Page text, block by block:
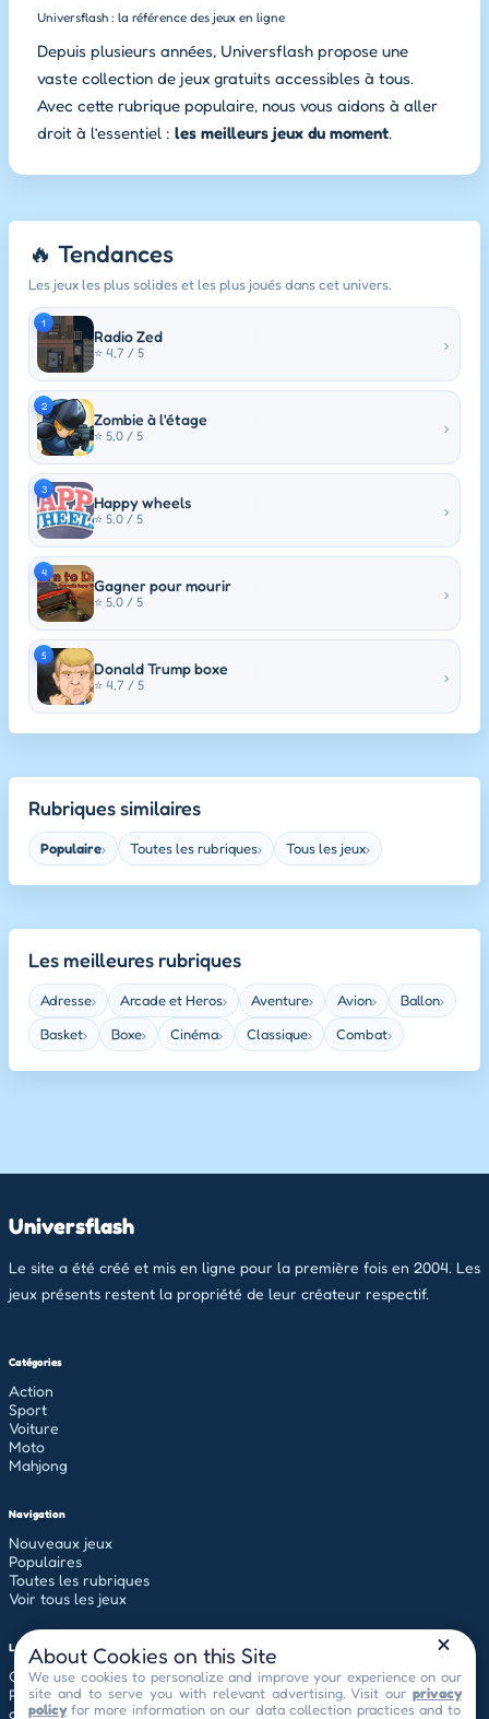
Universflash : la référence des jeux en ligne
Depuis plusieurs années, Universflash propose une
vaste collection de jeux gratuits accessibles à tous.
Avec cette rubrique populaire, nous vous aidons à aller
droit à l’essentiel : les meilleurs jeux du moment.
🔥 Tendances
Les jeux les plus solides et les plus joués dans cet univers.
1
Radio Zed
⭐ 4,7 / 5 ›
2
Zombie à l'étage
⭐ 5,0 / 5 ›
3
Happy wheels
⭐ 5,0 / 5 ›
4
Gagner pour mourir
⭐ 5,0 / 5 ›
5
Donald Trump boxe
⭐ 4,7 / 5 ›
Rubriques similaires
Populaire› Toutes les rubriques› Tous les jeux›
Les meilleures rubriques
Adresse› Arcade et Heros› Aventure› Avion› Ballon›
Basket› Boxe› Cinéma› Classique› Combat›
Universflash
Le site a été créé et mis en ligne pour la première fois en 2004. Les
jeux présents restent la propriété de leur créateur respectif.
Catégories
Action
Sport
Voiture
Moto
Mahjong
Navigation
Nouveaux jeux
Populaires
Toutes les rubriques
Voir tous les jeux
Légal
Conditions générales d'utilisation
Politique de confidentialité
contact[at]universflash.com
About Cookies on this Site
We use cookies to personalize and improve your experience on our
site and to serve you with relevant advertising. Visit our privacy
policyfor more information on our data collection practices and to